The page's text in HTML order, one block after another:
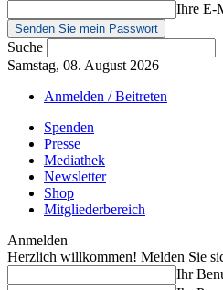
Ihre E-
Suche
Samstag, 08. August 2026
Anmelden / Beitreten
Spenden
Presse
Mediathek
Newsletter
Shop
Mitgliederbereich
Anmelden
Herzlich willkommen! Melden Sie
Ihr